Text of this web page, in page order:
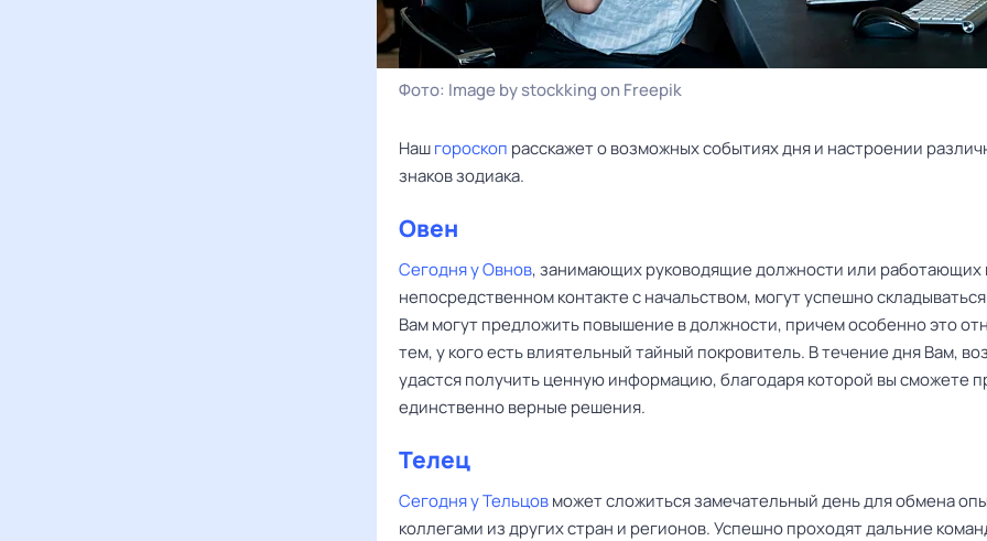
Фото: Image by stockking on Freepik
Нашгороскоп расскажет о возможных событиях дня и настроении
знаков зодиака.
Овен
Сегодня у Овнов, занимающих руководящие должности или работающих
непосредственном контакте с начальством, могут успешно
Вам могут предложить повышение в должности, причем особенно это
тем, у кого есть влиятельный тайный покровитель. В течение дня Вам,
удастся получить ценную информацию, благодаря которой вы сможете
единственно верные решения.
Телец
Сегодня у Тельцовможет сложиться замечательный день для обмена
коллегами из других стран и регионов. Успешно проходят дальние